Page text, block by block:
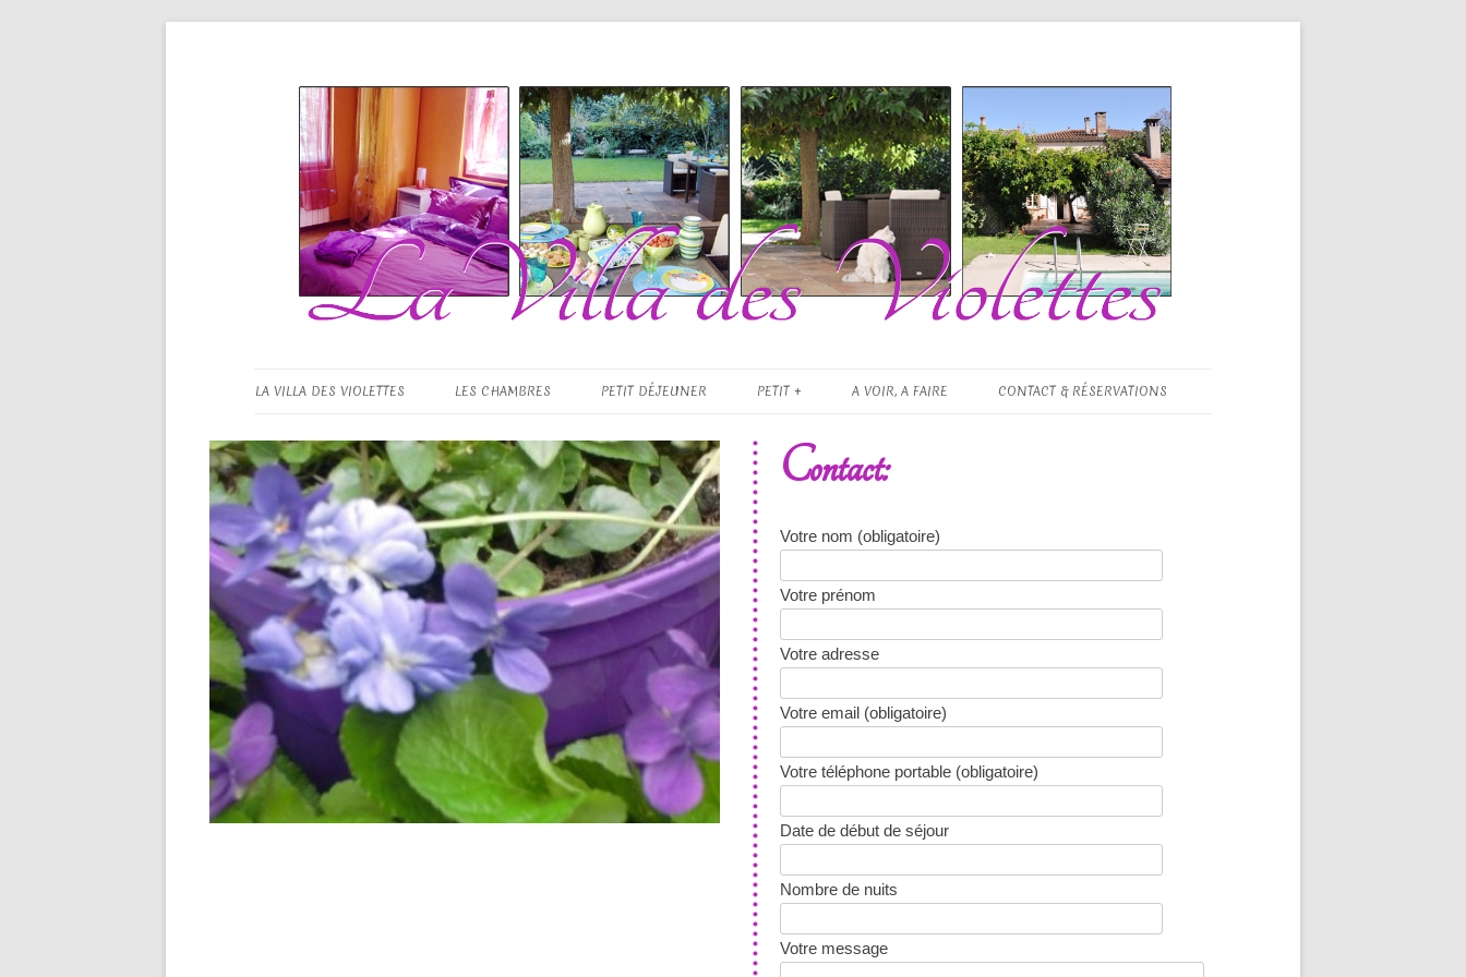
La Villa des Violettes
LA VILLA DES VIOLETTES LES CHAMBRES PETIT DÉJEUNER PETIT + A VOIR, A FAIRE CONTACT & RÉSERVATIONS
Contact:
Votre nom (obligatoire)
Votre prénom
Votre adresse
Votre email (obligatoire)
Votre téléphone portable (obligatoire)
Date de début de séjour
Nombre de nuits
Votre message